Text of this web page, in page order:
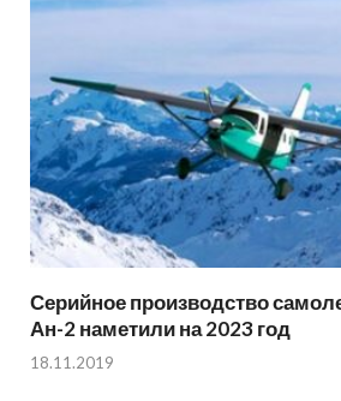
Серийное производство
Ан-2 наметили на 2023 год
18.11.2019